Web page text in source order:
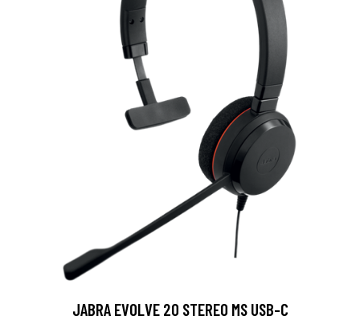
JABRA EVOLVE 20 STEREO MS USB-C